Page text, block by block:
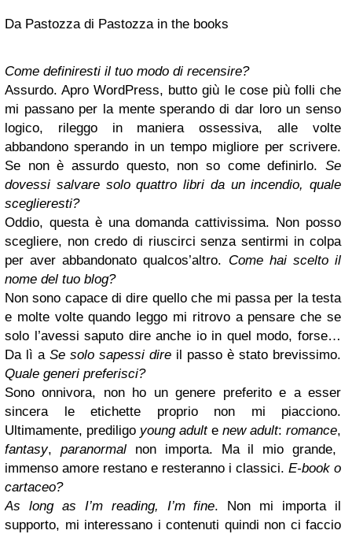
Da Pastozza di Pastozza in the books
Come definiresti il tuo modo di recensire?
Assurdo. Apro WordPress, butto giù le cose più folli che
mi passano per la mente sperando di dar loro un senso
logico, rileggo in maniera ossessiva, alle volte
abbandono sperando in un tempo migliore per scrivere.
Se non è assurdo questo, non so come definirlo. Se
dovessi salvare solo quattro libri da un incendio, quale
sceglieresti?
Oddio, questa è una domanda cattivissima. Non posso
scegliere, non credo di riuscirci senza sentirmi in colpa
per aver abbandonato qualcos’altro. Come hai scelto il
nome del tuo blog?
Non sono capace di dire quello che mi passa per la testa
e molte volte quando leggo mi ritrovo a pensare che se
solo l’avessi saputo dire anche io in quel modo, forse…
Da lì a Se solo sapessi dire il passo è stato brevissimo.
Quale generi preferisci?
Sono onnivora, non ho un genere preferito e a esser
sincera le etichette proprio non mi piacciono.
Ultimamente, prediligo young adulte new adult: romance,
fantasy, paranormal non importa. Ma il mio grande,
immenso amore restano e resteranno i classici. E-book o
cartaceo?
As long as I’m reading, I’m fine. Non mi importa il
supporto, mi interessano i contenuti quindi non ci faccio